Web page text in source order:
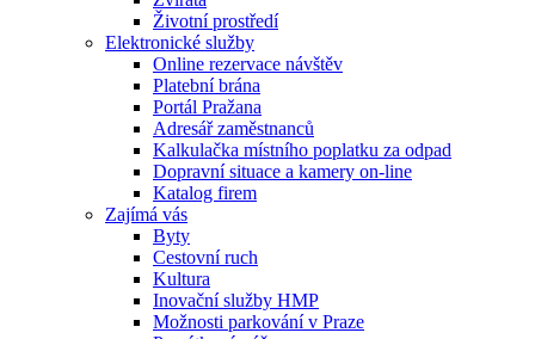
Životní prostředí
Elektronické služby
Online rezervace návštěv
Platební brána
Portál Pražana
Adresář zaměstnanců
Kalkulačka místního poplatku za odpad
Dopravní situace a kamery on-line
Katalog firem
Zajímá vás
Byty
Cestovní ruch
Kultura
Inovační služby HMP
Možnosti parkování v Praze